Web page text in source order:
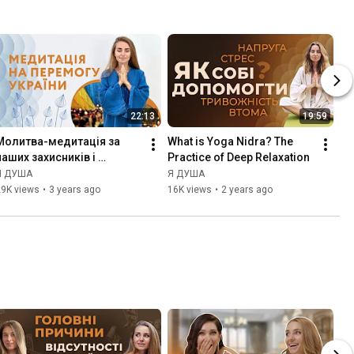
22:13
медитація за
захисників і
настання
ДУША
views • 3 years ago
19:59
What is Yoga Nidra? The
Practice of Deep Relaxation
Я ДУША
16K views • 2 years ago